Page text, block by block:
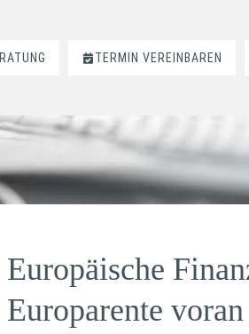
TERMIN VEREINBAREN
Europäische
Europarente voran